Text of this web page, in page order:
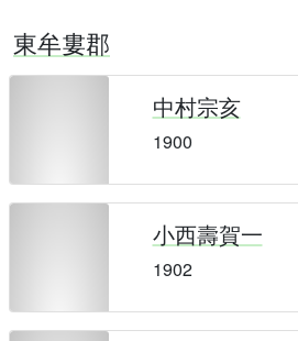
東牟婁郡
中村宗亥
1900
小西壽賀一
1902